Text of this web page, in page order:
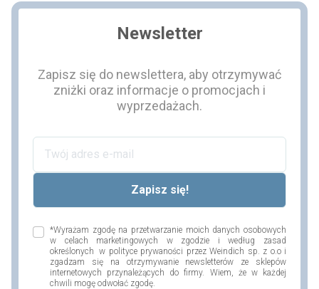
Newsletter
Zapisz się do newslettera, aby otrzymywać
zniżki oraz informacje o promocjach i
wyprzedażach.
*Wyrażam zgodę na przetwarzanie moich danych osobowych
w celach marketingowych w zgodzie i według zasad
określonych w polityce prywaności przez Weindich sp. z o.o i
zgadzam się na otrzymywanie newsletterów ze sklepów
internetowych przynależących do firmy. Wiem, że w każdej
chwili mogę odwołać zgodę.